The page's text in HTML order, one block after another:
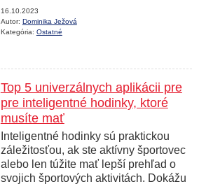
16.10.2023
Autor: Dominika Ježová
Kategória: Ostatné
Top 5 univerzálnych aplikácii pre
pre inteligentné hodinky, ktoré
musíte mať
Inteligentné hodinky sú praktickou
záležitosťou, ak ste aktívny športovec
alebo len túžite mať lepší prehľad o
svojich športových aktivitách. Dokážu